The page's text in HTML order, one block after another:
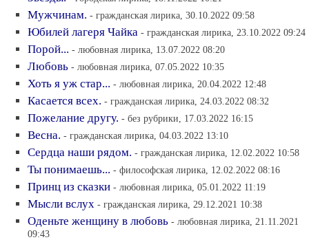
Мужчинам. - гражданская лирика, 30.10.2022 09:58
Юбилей лагеря Чайка - гражданская лирика, 23.10.2022 09:24
Порой... - любовная лирика, 13.07.2022 08:20
Любовь - любовная лирика, 07.05.2022 10:35
Хоть я уж стар... - любовная лирика, 20.04.2022 12:48
Касается всех. - гражданская лирика, 24.03.2022 08:32
Пожелание другу. - без рубрики, 17.03.2022 16:15
Весна. - гражданская лирика, 04.03.2022 13:10
Сердца наши рядом. - гражданская лирика, 12.02.2022 10:58
Ты понимаешь... - философская лирика, 12.02.2022 08:16
Принц из сказки - любовная лирика, 05.01.2022 11:19
Мысли вслух - гражданская лирика, 29.12.2021 10:38
Оденьте женщину в любовь - любовная лирика, 21.11.2021
09:43